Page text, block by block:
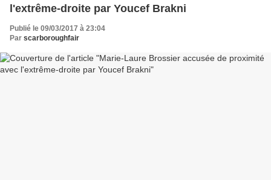
l'extrême-droite par Youcef Brakni
Publié le 09/03/2017 à 23:04
Par scarboroughfair